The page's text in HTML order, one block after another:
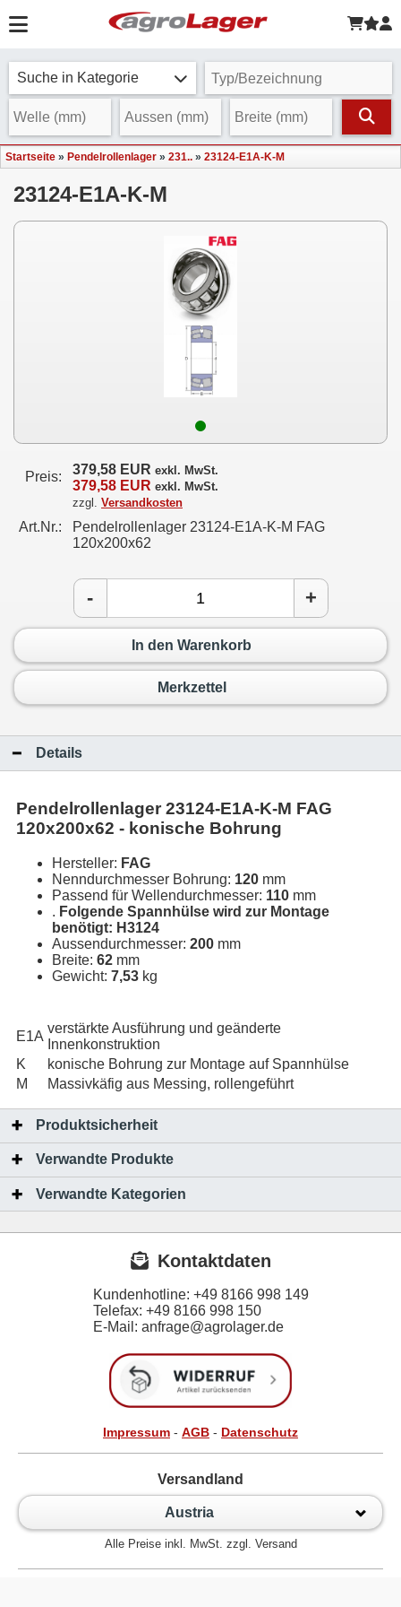
Suche in Kategorie
Startseite » Pendelrollenlager » 231.. » 23124-E1A-K-M
23124-E1A-K-M
Preis: 379,58 EUR exkl. MwSt.
379,58 EUR exkl. MwSt.
zzgl. Versandkosten
Art.Nr.:
Pendelrollenlager 23124-E1A-K-M FAG
120x200x62
- +
In den Warenkorb
Merkzettel
Details
Pendelrollenlager 23124-E1A-K-M FAG
120x200x62 - konische Bohrung
Hersteller: FAG
Nenndurchmesser Bohrung: 120 mm
Passend für Wellendurchmesser: 110 mm
. Folgende Spannhülse wird zur Montage
benötigt: H3124
Aussendurchmesser: 200 mm
Breite: 62 mm
Gewicht: 7,53 kg
E1A
verstärkte Ausführung und geänderte
Innenkonstruktion
K
konische Bohrung zur Montage auf Spannhülse
M
Massivkäfig aus Messing, rollengeführt
Produktsicherheit
Verwandte Produkte
Verwandte Kategorien
Kontaktdaten
Kundenhotline: +49 8166 998 149
Telefax: +49 8166 998 150
E-Mail: anfrage@agrolager.de
Impressum - AGB - Datenschutz
Versandland
Austria
Alle Preise inkl. MwSt. zzgl. Versand